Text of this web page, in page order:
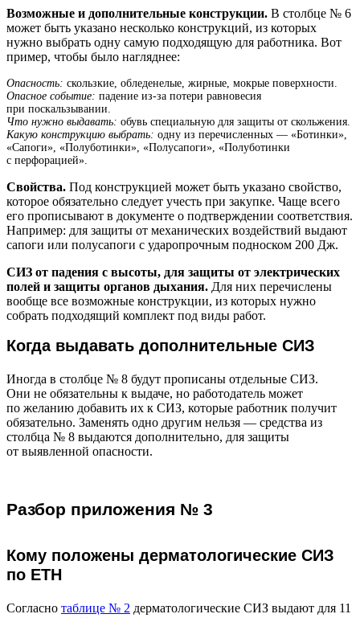
Возможные и дополнительные конструкции. В столбце № 6
может быть указано несколько конструкций, из которых
нужно выбрать одну самую подходящую для работника. Вот
пример, чтобы было нагляднее:
Опасность: скользкие, обледенелые, жирные, мокрые поверхности.
Опасное событие: падение из-за потери равновесия
при поскальзывании.
Что нужно выдавать: обувь специальную для защиты от скольжения.
Какую конструкцию выбрать: одну из перечисленных — «Ботинки»,
«Сапоги», «Полуботинки», «Полусапоги», «Полуботинки
с перфорацией».
Свойства. Под конструкцией может быть указано свойство,
которое обязательно следует учесть при закупке. Чаще всего
его прописывают в документе о подтверждении соответствия.
Например: для защиты от механических воздействий выдают
сапоги или полусапоги с ударопрочным подноском 200 Дж.
СИЗ от падения с высоты, для защиты от электрических
полей и защиты органов дыхания. Для них перечислены
вообще все возможные конструкции, из которых нужно
собрать подходящий комплект под виды работ.
Когда выдавать дополнительные СИЗ
Иногда в столбце № 8 будут прописаны отдельные СИЗ.
Они не обязательны к выдаче, но работодатель может
по желанию добавить их к СИЗ, которые работник получит
обязательно. Заменять одно другим нельзя — средства из
столбца № 8 выдаются дополнительно, для защиты
от выявленной опасности.
Разбор приложения № 3
Кому положены дерматологические СИЗ
по ЕТН
Согласно таблице № 2 дерматологические СИЗ выдают для 11